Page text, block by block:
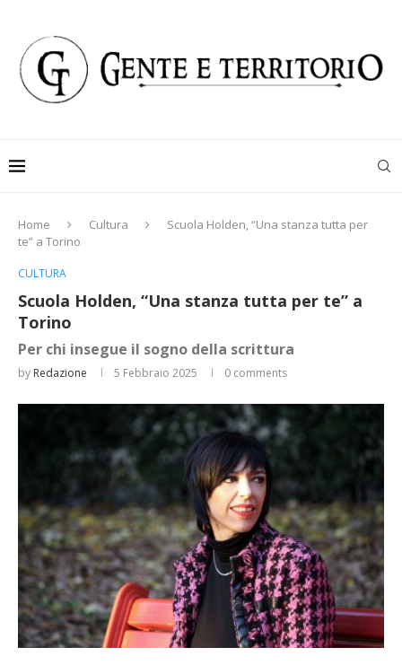
Home Cultura
Scuola Holden, “Una stanza tutta per
te” a Torino
CULTURA
Scuola Holden, “Una stanza tutta per te” a
Torino
Per chi insegue il sogno della scrittura
by Redazione 5 Febbraio 2025 0 comments